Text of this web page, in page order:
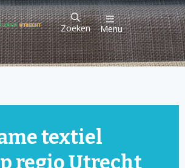
Zoeken Menu
textiel
regio Utrecht